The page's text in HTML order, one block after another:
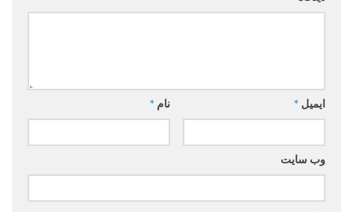
نام * ایمیل *
وب‌ سایت